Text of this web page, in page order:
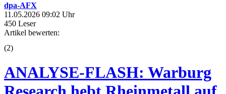
dpa-AFX
11.05.2026 09:02 Uhr
450 Leser
Artikel bewerten:
(2)
ANALYSE-FLASH: Warburg